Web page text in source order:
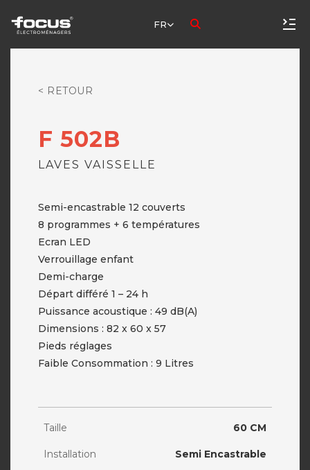
FR
< RETOUR
F 502B
LAVES VAISSELLE
Semi-encastrable 12 couverts
8 programmes + 6 températures
Ecran LED
Verrouillage enfant
Demi-charge
Départ différé 1 – 24 h
Puissance acoustique : 49 dB(A)
Dimensions : 82 x 60 x 57
Pieds réglages
Faible Consommation : 9 Litres
Taille 60 CM
Installation Semi Encastrable